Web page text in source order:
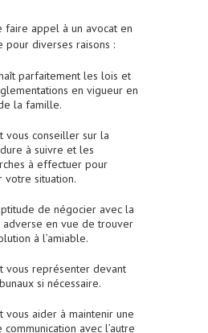
faire appel à un avocat en
diverses raisons :
parfaitement les lois et
en vigueur en
la famille.
vous conseiller sur la
à suivre et les
à effectuer pour
votre situation.
de négocier avec la
adverse en vue de trouver
à l’amiable.
vous représenter devant
si nécessaire.
vous aider à maintenir une
communication avec l’autre